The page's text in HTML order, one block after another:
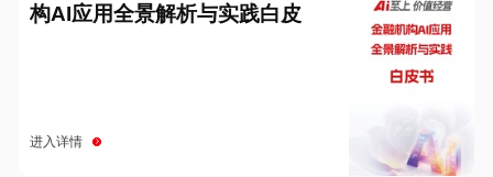
构AI应用全景解析与实践白皮
进入详情